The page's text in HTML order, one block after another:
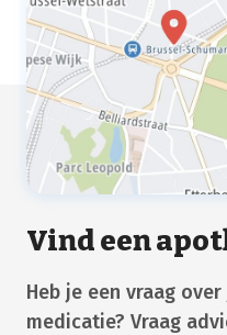
Vind een
Heb je een vraag
medicatie? Vraag